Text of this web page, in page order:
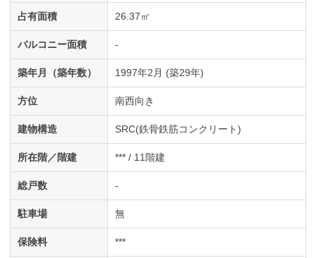
占有面積 26.37㎡
バルコニー面積 -
築年月（築年数） 1997年2月 (築29年)
方位 南西向き
建物構造 SRC(鉄骨鉄筋コンクリート)
所在階／階建 *** / 11階建
総戸数 -
駐車場 無
保険料 ***